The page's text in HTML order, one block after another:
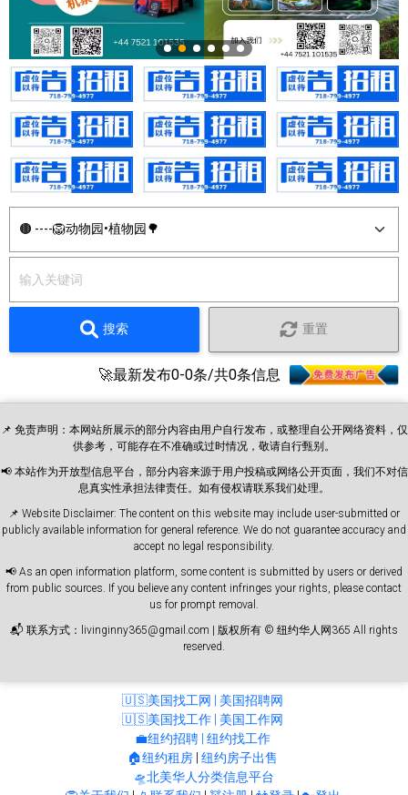
搜索 重置
🚀最新发布0-0条/共0条信息
📌 免责声明：本网站所展示的部分内容由用户自行发布，或整理自公开网络资料，仅
供参考，可能存在不准确或过时情况，敬请自行甄别。
📢 本站作为开放型信息平台，部分内容来源于用户投稿或网络公开页面，我们不对信
息真实性承担法律责任。如有侵权请联系我们处理。
📌 Website Disclaimer: The content on this website may include user-submitted or
publicly available information for general reference. We do not guarantee accuracy and
accept no legal responsibility.
📢 As an open information platform, some content is submitted by users or derived
from public sources. If you believe any content infringes your rights, please contact
us for prompt removal.
📬 联系方式：livinginny365@gmail.com | 版权所有 © 纽约华人网365 All rights
reserved.
🇺🇸美国找工网 | 美国招聘网
🇺🇸美国找工作 | 美国工作网
💼纽约招聘 | 纽约找工作
🏠纽约租房 | 纽约房子出售
🛸北美华人分类信息平台